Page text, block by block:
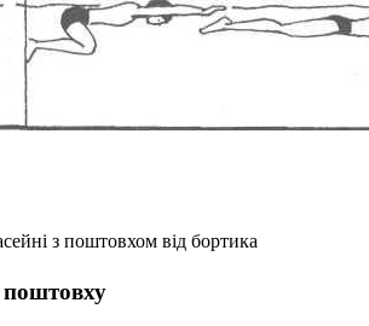
з поштовхом від бортика
поштовху